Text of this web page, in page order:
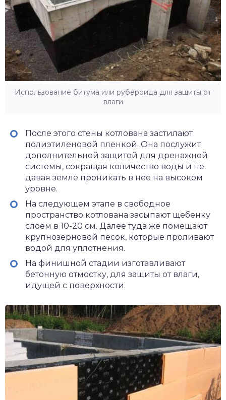
Использование битума или рубероида для защиты от
влаги
После этого стены котлована застилают
полиэтиленовой пленкой. Она послужит
дополнительной защитой для дренажной
системы, сокращая количество воды и не
давая земле проникать в нее на высоком
уровне.
На следующем этапе в свободное
пространство котлована засыпают щебенку
слоем в 10-20 см. Далее туда же помещают
крупнозерновой песок, которые проливают
водой для уплотнения.
На финишной стадии изготавливают
бетонную отмостку, для защиты от влаги,
идущей с поверхности.